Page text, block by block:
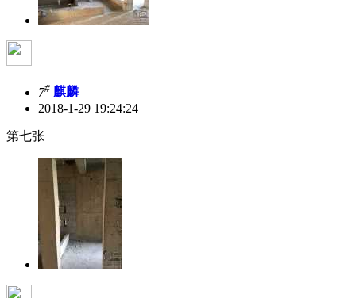
7# 麒麟
2018-1-29 19:24:24
第七张